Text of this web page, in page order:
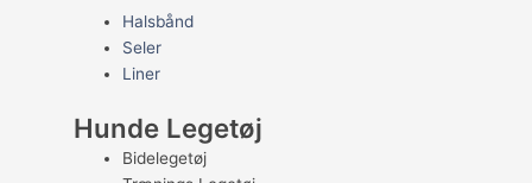
Halsbånd
Seler
Liner
Hunde Legetøj
Bidelegetøj